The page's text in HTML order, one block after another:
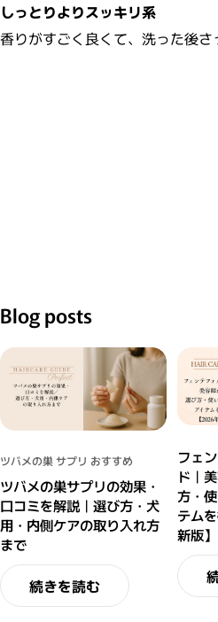
しっとりよりスッキリ系
香りがすごく良くて、洗った後
Blog posts
ツバメの巣 サプリ おすすめ
ツバメの巣サプリの効果・
口コミを解説｜選び方・犬
用・内側ケアの取り入れ方
まで
続きを読む
フェ
ド｜
方・
テム
新版】